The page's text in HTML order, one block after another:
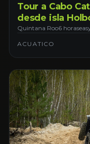
Tour a Cabo
desde isla
Quintana Roo6 horas
ACUATICO